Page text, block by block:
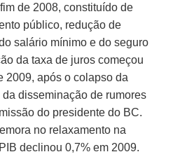
de 2008, constituído de
público, redução de
salário mínimo e do seguro
da taxa de juros começou
2009, após o colapso da
disseminação de rumores
do presidente do BC.
no relaxamento na
declinou 0,7% em 2009.